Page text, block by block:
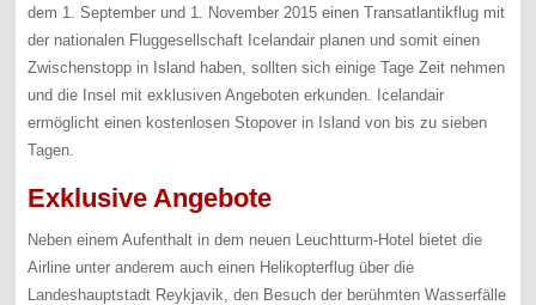
dem 1. September und 1. November 2015 einen Transatlantikflug mit
der nationalen Fluggesellschaft Icelandair planen und somit einen
Zwischenstopp in Island haben, sollten sich einige Tage Zeit nehmen
und die Insel mit exklusiven Angeboten erkunden. Icelandair
ermöglicht einen kostenlosen Stopover in Island von bis zu sieben
Tagen.
Exklusive Angebote
Neben einem Aufenthalt in dem neuen Leuchtturm-Hotel bietet die
Airline unter anderem auch einen Helikopterflug über die
Landeshauptstadt Reykjavik, den Besuch der berühmten Wasserfälle